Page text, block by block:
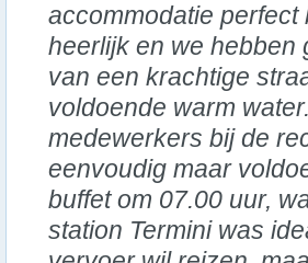
accommodatie
heerlijk en we hebben
van een krachtige
voldoende warm
medewerkers bij de
eenvoudig maar
buffet om 07.00 uur,
station Termini was